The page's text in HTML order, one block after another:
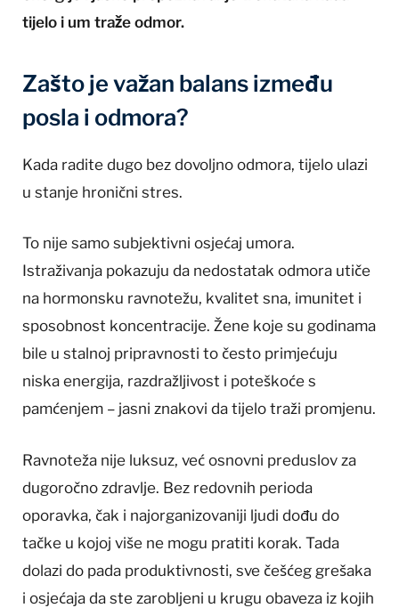
tijelo i um traže odmor.
Zašto je važan balans između
posla i odmora?
Kada radite dugo bez dovoljno odmora, tijelo ulazi
u stanje hronični stres.
To nije samo subjektivni osjećaj umora.
Istraživanja pokazuju da nedostatak odmora utiče
na hormonsku ravnotežu, kvalitet sna, imunitet i
sposobnost koncentracije. Žene koje su godinama
bile u stalnoj pripravnosti to često primjećuju
niska energija, razdražljivost i poteškoće s
pamćenjem – jasni znakovi da tijelo traži promjenu.
Ravnoteža nije luksuz, već osnovni preduslov za
dugoročno zdravlje. Bez redovnih perioda
oporavka, čak i najorganizovaniji ljudi dođu do
tačke u kojoj više ne mogu pratiti korak. Tada
dolazi do pada produktivnosti, sve češćeg grešaka
i osjećaja da ste zarobljeni u krugu obaveza iz kojih